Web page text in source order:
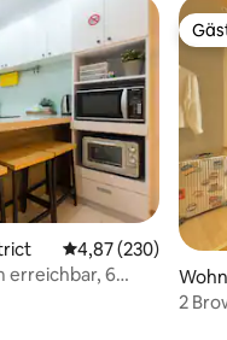
5, 113 Bewertungen
Durchschnittliche
4,87 (230)
erreichbar, 6
2